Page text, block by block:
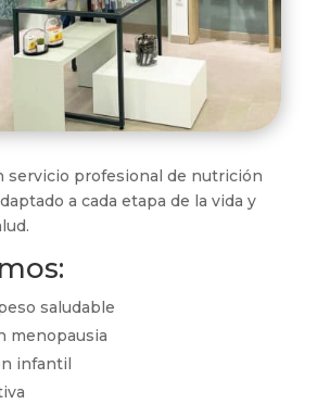
servicio profesional de nutrición
a cada etapa de la vida y
saludable
menopausia
infantil